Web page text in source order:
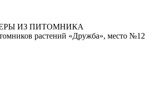
ИЗ ПИТОМНИКА
растений «Дружба», место №12